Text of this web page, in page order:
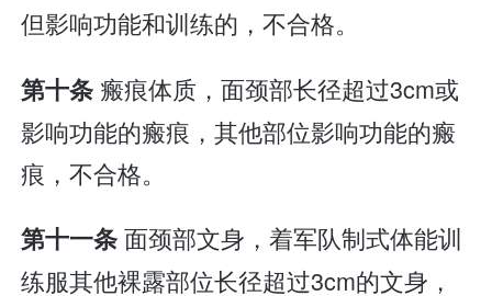
但影响功能和训练的，不合格。
第十条 瘢痕体质，面颈部长径超过3cm或
影响功能的瘢痕，其他部位影响功能的瘢
痕，不合格。
第十一条面颈部文身，着军队制式体能训
练服其他裸露部位长径超过3cm的文身，